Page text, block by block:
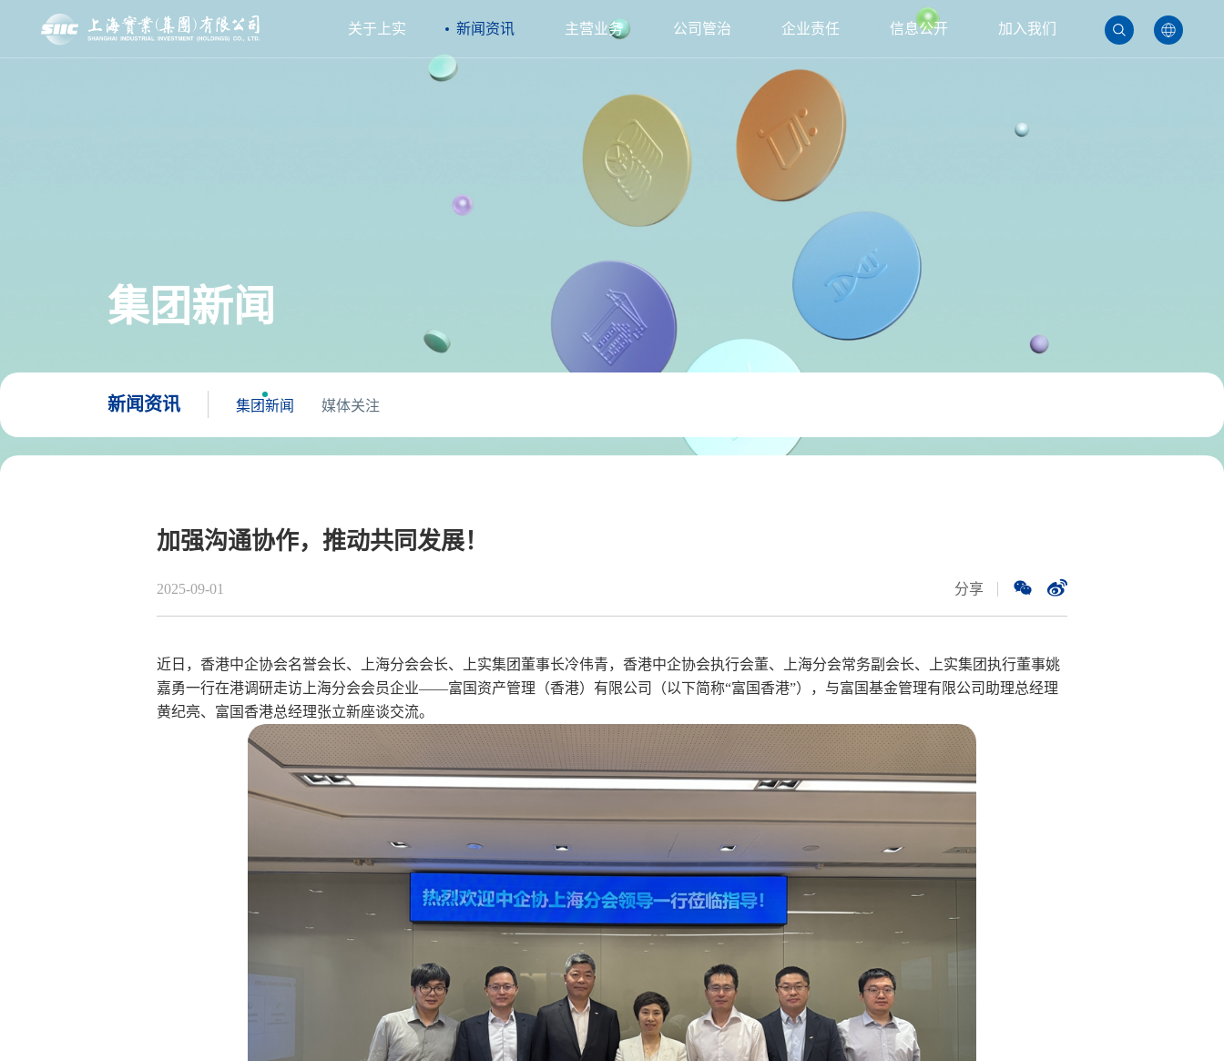
关于上实 新闻资讯 主营业务 公司管治 企业责任 信息公开 加入我们
集团新闻
新闻资讯 集团新闻 媒体关注
加强沟通协作，推动共同发展！
2025-09-01 分享
近日，香港中企协会名誉会长、上海分会会长、上实集团董事长冷伟青，香港中企协会执行会董、上海分会常务副会长、上实集团执行董事姚
嘉勇一行在港调研走访上海分会会员企业——富国资产管理（香港）有限公司（以下简称“富国香港”），与富国基金管理有限公司助理总经理
黄纪亮、富国香港总经理张立新座谈交流。